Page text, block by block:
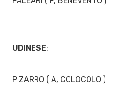
UDINESE:
PIZARRO ( A, COLOCOLO )